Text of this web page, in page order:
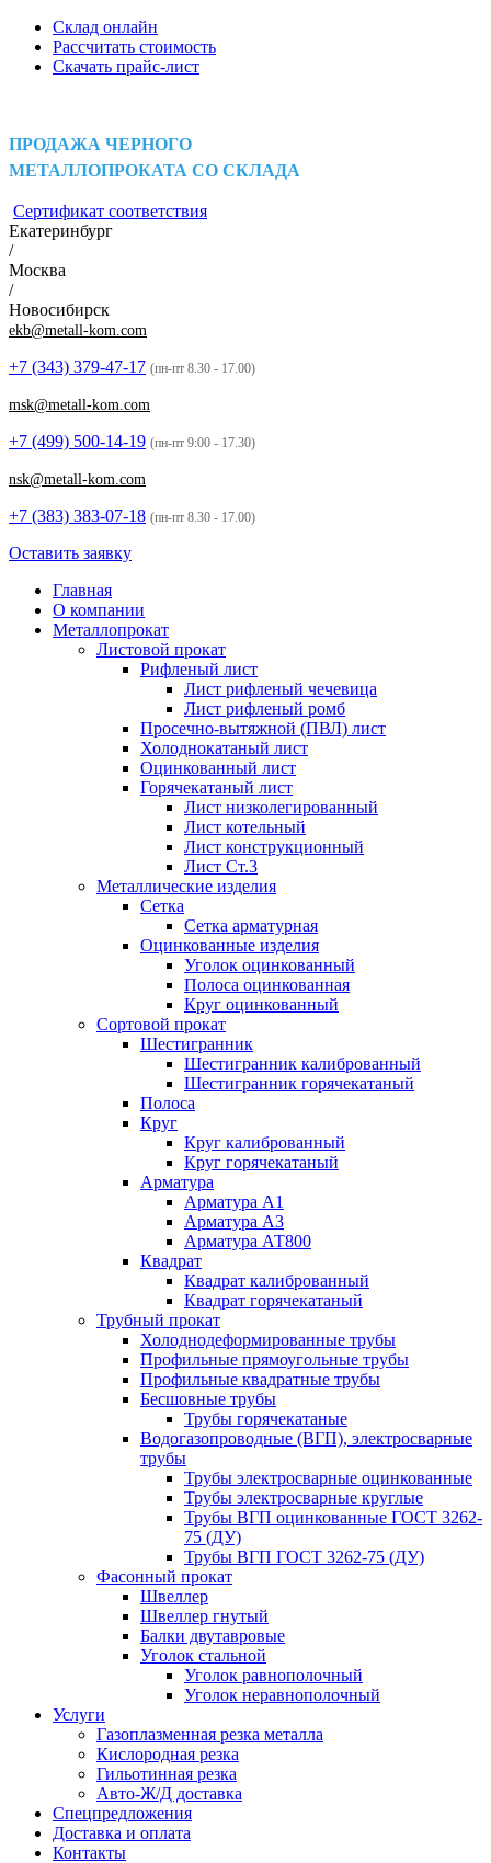
Склад онлайн
Рассчитать стоимость
Скачать прайс-лист
ПРОДАЖА ЧЕРНОГО
МЕТАЛЛОПРОКАТА СО СКЛАДА
Сертификат соответствия
Екатеринбург
/
Москва
/
Новосибирск
ekb@metall-kom.com
+7 (343) 379-47-17 (пн-пт 8.30 - 17.00)
msk@metall-kom.com
+7 (499) 500-14-19 (пн-пт 9:00 - 17.30)
nsk@metall-kom.com
+7 (383) 383-07-18 (пн-пт 8.30 - 17.00)
Оставить заявку
Главная
О компании
Металлопрокат
Листовой прокат
Рифленый лист
Лист рифленый чечевица
Лист рифленый ромб
Просечно-вытяжной (ПВЛ) лист
Холоднокатаный лист
Оцинкованный лист
Горячекатаный лист
Лист низколегированный
Лист котельный
Лист конструкционный
Лист Ст.3
Металлические изделия
Сетка
Сетка арматурная
Оцинкованные изделия
Уголок оцинкованный
Полоса оцинкованная
Круг оцинкованный
Сортовой прокат
Шестигранник
Шестигранник калиброванный
Шестигранник горячекатаный
Полоса
Круг
Круг калиброванный
Круг горячекатаный
Арматура
Арматура А1
Арматура А3
Арматура АТ800
Квадрат
Квадрат калиброванный
Квадрат горячекатаный
Трубный прокат
Холоднодеформированные трубы
Профильные прямоугольные трубы
Профильные квадратные трубы
Бесшовные трубы
Трубы горячекатаные
Водогазопроводные (ВГП), электросварные
трубы
Трубы электросварные оцинкованные
Трубы электросварные круглые
Трубы ВГП оцинкованные ГОСТ 3262-
75 (ДУ)
Трубы ВГП ГОСТ 3262-75 (ДУ)
Фасонный прокат
Швеллер
Швеллер гнутый
Балки двутавровые
Уголок стальной
Уголок равнополочный
Уголок неравнополочный
Услуги
Газоплазменная резка металла
Кислородная резка
Гильотинная резка
Авто-Ж/Д доставка
Спецпредложения
Доставка и оплата
Контакты